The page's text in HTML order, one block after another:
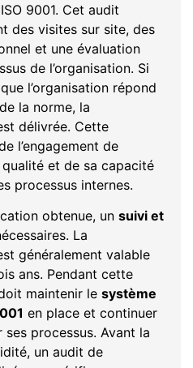
9001. Cet audit
des visites sur site, des
et une évaluation
de l’organisation. Si
l’organisation répond
la norme, la
délivrée. Cette
l’engagement de
qualité et de sa capacité
processus internes.
obtenue, un suivi et
La
généralement valable
ans. Pendant cette
maintenir le système
en place et continuer
processus. Avant la
un audit de